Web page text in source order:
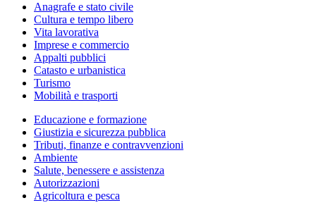
Anagrafe e stato civile
Cultura e tempo libero
Vita lavorativa
Imprese e commercio
Appalti pubblici
Catasto e urbanistica
Turismo
Mobilità e trasporti
Educazione e formazione
Giustizia e sicurezza pubblica
Tributi, finanze e contravvenzioni
Ambiente
Salute, benessere e assistenza
Autorizzazioni
Agricoltura e pesca